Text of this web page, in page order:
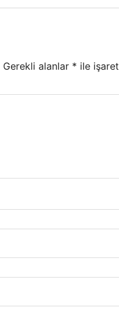
Gerekli alanlar * ile